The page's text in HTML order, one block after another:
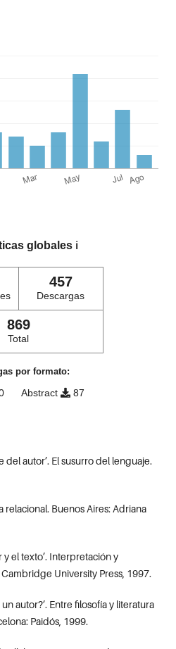
globales ℹ️
457
Descargas
869
Total
por formato:
Abstract 87
del autor’. El susurro del lenguaje.
relacional. Buenos Aires: Adriana
y el texto’. Interpretación y
University Press, 1997.
autor?’. Entre filosofía y literatura
Paidós, 1999.